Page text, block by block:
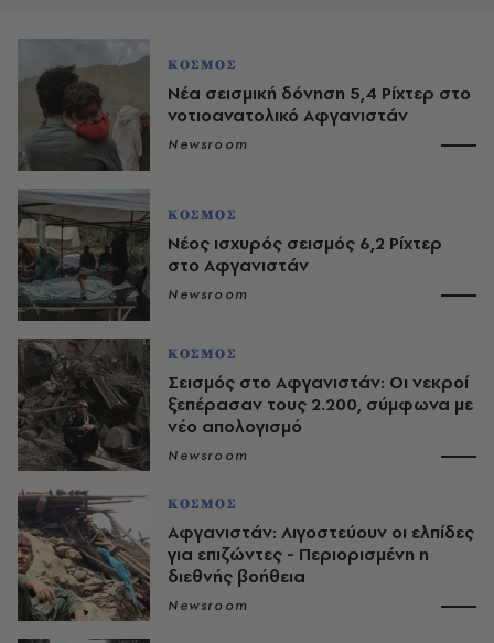
ΚΟΣΜΟΣ
Νέα σεισμική δόνηση 5,4 Ρίχτερ στο
νοτιοανατολικό Αφγανιστάν
Newsroom
ΚΟΣΜΟΣ
Νέος ισχυρός σεισμός 6,2 Ρίχτερ
στο Αφγανιστάν
Newsroom
ΚΟΣΜΟΣ
Σεισμός στο Αφγανιστάν: Οι νεκροί
ξεπέρασαν τους 2.200, σύμφωνα με
νέο απολογισμό
Newsroom
ΚΟΣΜΟΣ
Αφγανιστάν: Λιγοστεύουν οι ελπίδες
για επιζώντες - Περιορισμένη η
διεθνής βοήθεια
Newsroom